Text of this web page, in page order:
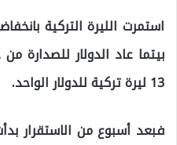
استمرت الليرة التركية
بيتما عاد الدولار للصدارة
13 ليرة تركية للدولار الواحد.
فبعد أسبوع من الاستقرار